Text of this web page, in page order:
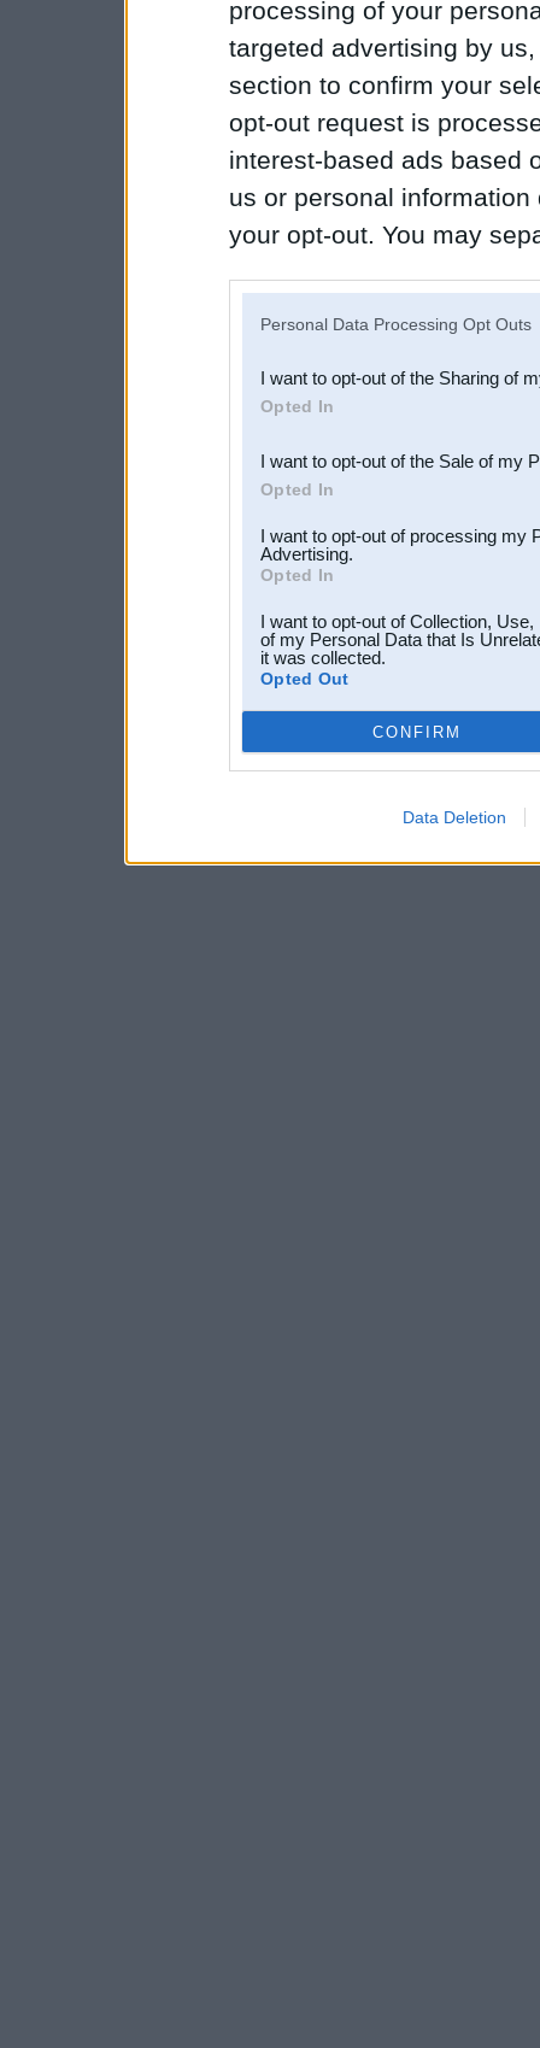
processing of your
targeted advertising by
section to confirm your
opt-out request is
interest-based ads based
us or personal
your opt-out. You may
Downstream Participants
third parties.
Personal Data Processing Opt Outs
I want to opt-out of the Sharing of
Opted In
I want to opt-out of the Sale of my
Opted In
I want to opt-out of processing my
Advertising.
Opted In
I want to opt-out of Collection,
of my Personal Data that Is
it was collected.
Opted Out
CONFIRM
Data Deletion